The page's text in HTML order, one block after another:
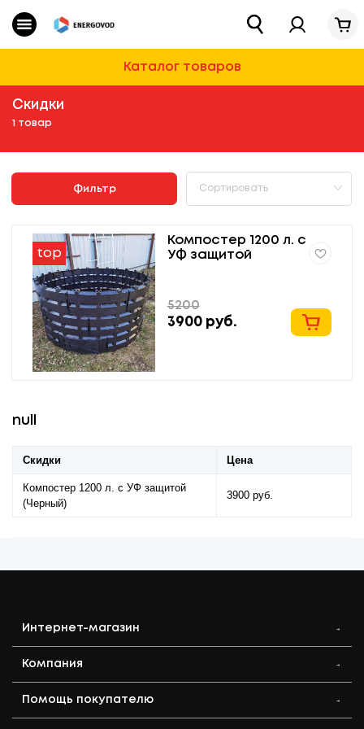
Каталог товаров
Каталог
Очистные сооружения
Водоснабжение
Строительная химия и ремонт
Скидки
1 товар
Фильтр
top
Компостер 1200 л. с
УФ защитой
5200
3900 руб.
null
Скидки Цена
Компостер 1200 л. с УФ защитой
(Черный)
3900 руб.
Интернет-магазин
Компания
Помощь покупателю